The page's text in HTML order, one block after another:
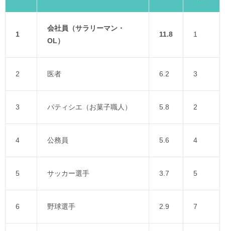
1
会社員（サラリーマン・
OL）
11.8 1
2 医者 6.2 3
3 パティシエ（お菓子職人） 5.8 2
4 公務員 5.6 4
5 サッカー選手 3.7 5
6 野球選手 2.9 7